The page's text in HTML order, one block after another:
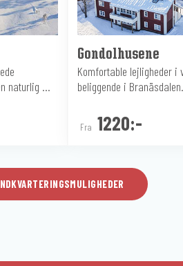
naturlig ...
Gondolhusene
Komfortable lejligheder
beliggende i
Fra 1220:-